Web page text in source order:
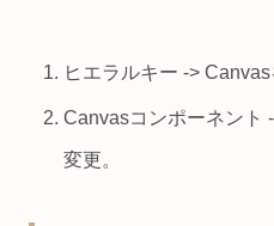
ヒエラルキー -> Canvas
Canvasコンポーネント
変更。